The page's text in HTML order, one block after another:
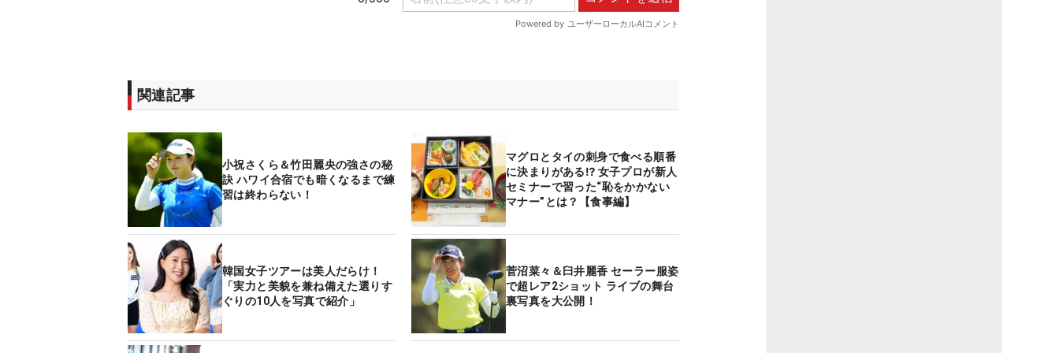
関連記事
小祝さくら＆竹田麗央の強さの秘
訣 ハワイ合宿でも暗くなるまで練
習は終わらない！
マグロとタイの刺身で食べる順番
に決まりがある⁉ 女子プロが新人
セミナーで習った“恥をかかない
マナー”とは？【食事編】
韓国女子ツアーは美人だらけ！
「実力と美貌を兼ね備えた選りす
ぐりの10人を写真で紹介」
菅沼菜々＆臼井麗香 セーラー服姿
で超レア2ショット ライブの舞台
裏写真を大公開！